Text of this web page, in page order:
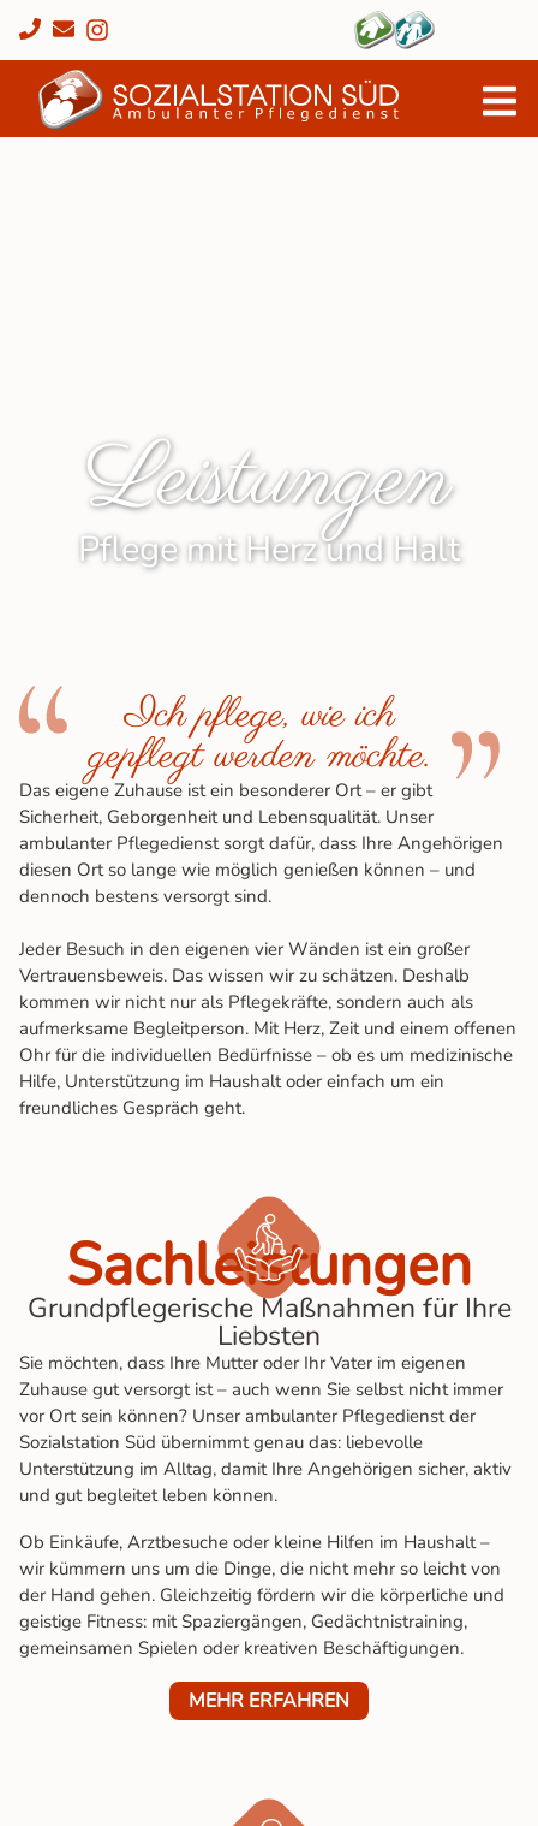
Leistungen
Pflege mit Herz und Halt
Ich pflege, wie ich
gepflegt werden möchte.
Das eigene Zuhause ist ein besonderer Ort – er gibt
Sicherheit, Geborgenheit und Lebensqualität. Unser
ambulanter Pflegedienst sorgt dafür, dass Ihre Angehörigen
diesen Ort so lange wie möglich genießen können – und
dennoch bestens versorgt sind.
Jeder Besuch in den eigenen vier Wänden ist ein großer
Vertrauensbeweis. Das wissen wir zu schätzen. Deshalb
kommen wir nicht nur als Pflegekräfte, sondern auch als
aufmerksame Begleitperson. Mit Herz, Zeit und einem offenen
Ohr für die individuellen Bedürfnisse – ob es um medizinische
Hilfe, Unterstützung im Haushalt oder einfach um ein
freundliches Gespräch geht.
Sach­leis­tun­gen
Grundpflegerische Maßnahmen für Ihre
Liebsten
Sie möchten, dass Ihre Mutter oder Ihr Vater im eigenen
Zuhause gut versorgt ist – auch wenn Sie selbst nicht immer
vor Ort sein können? Unser ambulanter Pflegedienst der
Sozialstation Süd übernimmt genau das: liebevolle
Unterstützung im Alltag, damit Ihre Angehörigen sicher, aktiv
und gut begleitet leben können.
Ob Einkäufe, Arztbesuche oder kleine Hilfen im Haushalt –
wir kümmern uns um die Dinge, die nicht mehr so leicht von
der Hand gehen. Gleichzeitig fördern wir die körperliche und
geistige Fitness: mit Spaziergängen, Gedächtnistraining,
gemeinsamen Spielen oder kreativen Beschäftigungen.
MEHR ERFAHREN